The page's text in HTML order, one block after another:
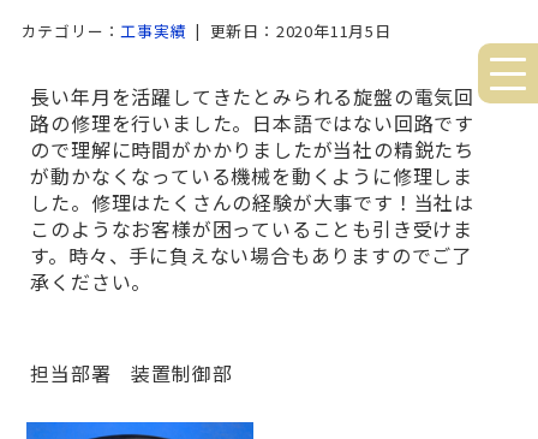
カテゴリー： 工事実績 | 更新日：2020年11月5日
長い年月を活躍してきたとみられる旋盤の電気回
路の修理を行いました。日本語ではない回路です
ので理解に時間がかかりましたが当社の精鋭たち
が動かなくなっている機械を動くように修理しま
した。修理はたくさんの経験が大事です！当社は
このようなお客様が困っていることも引き受けま
す。時々、手に負えない場合もありますのでご了
承ください。
担当部署 装置制御部